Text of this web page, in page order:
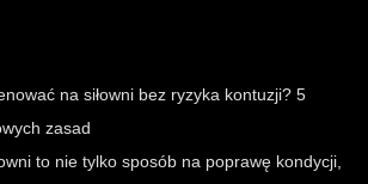
na siłowni bez ryzyka kontuzji? 5
zasad
to nie tylko sposób na poprawę kondycji,